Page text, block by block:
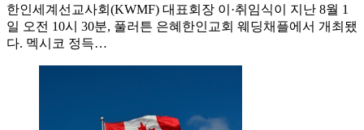
한인세계선교사회(KWMF) 대표회장 이·취임식이 지난 8월 1
일 오전 10시 30분, 풀러튼 은혜한인교회 웨딩채플에서 개최됐
다. 멕시코 정득…